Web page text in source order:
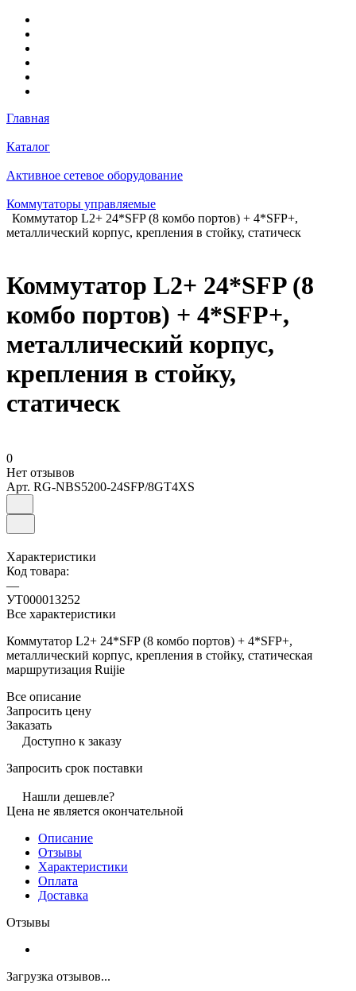
Главная
Каталог
Активное сетевое оборудование
Коммутаторы управляемые
Коммутатор L2+ 24*SFP (8 комбо портов) + 4*SFP+,
металлический корпус, крепления в стойку, статическ
Коммутатор L2+ 24*SFP (8
комбо портов) + 4*SFP+,
металлический корпус,
крепления в стойку,
статическ
0
Нет отзывов
Арт. RG-NBS5200-24SFP/8GT4XS
Характеристики
Код товара:
—
УТ000013252
Все характеристики
Коммутатор L2+ 24*SFP (8 комбо портов) + 4*SFP+,
металлический корпус, крепления в стойку, статическая
маршрутизация Ruijie
Все описание
Запросить цену
Заказать
Доступно к заказу
Запросить срок поставки
Нашли дешевле?
Цена не является окончательной
Описание
Отзывы
Характеристики
Оплата
Доставка
Отзывы
Загрузка отзывов...